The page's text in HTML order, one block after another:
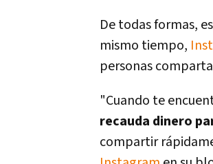
De todas formas,
mismo tiempo,
personas
"Cuando te
recauda dinero
compartir